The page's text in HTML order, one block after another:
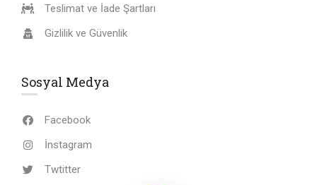
Teslimat ve İade Şartları
Gizlilik ve Güvenlik
Sosyal Medya
Facebook
İnstagram
Twtitter